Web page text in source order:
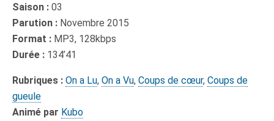
Saison : 03
Parution : Novembre 2015
Format : MP3, 128kbps
Durée : 134’41
Rubriques : On a Lu, On a Vu, Coups de cœur, Coups de
gueule
Animé par Kubo